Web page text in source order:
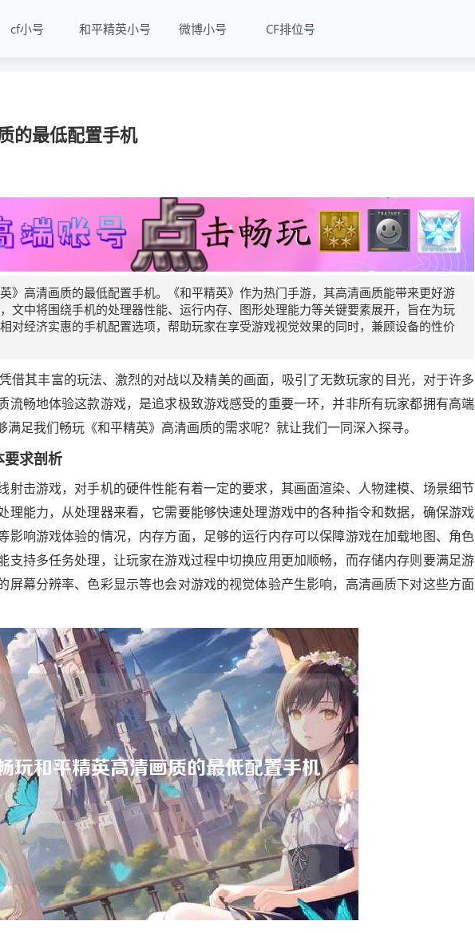
cf小号 和平精英小号 微博小号 CF排位号
的最低配置手机
》高清画质的最低配置手机。《和平精英》作为热门手游，其高清画质能带来更好游
文中将围绕手机的处理器性能、运行内存、图形处理能力等关键要素展开，旨在为玩
对经济实惠的手机配置选项，帮助玩家在享受游戏视觉效果的同时，兼顾设备的性价
借其丰富的玩法、激烈的对战以及精美的画面，吸引了无数玩家的目光，对于许多
流畅地体验这款游戏，是追求极致游戏感受的重要一环，并非所有玩家都拥有高端
足我们畅玩《和平精英》高清画质的需求呢？就让我们一同深入探寻。
要求剖析
射击游戏，对手机的硬件性能有着一定的要求，其画面渲染、人物建模、场景细节
理能力，从处理器来看，它需要能够快速处理游戏中的各种指令和数据，确保游戏
影响游戏体验的情况，内存方面，足够的运行内存可以保障游戏在加载地图、角色
支持多任务处理，让玩家在游戏过程中切换应用更加顺畅，而存储内存则要满足游
屏幕分辨率、色彩显示等也会对游戏的视觉体验产生影响，高清画质下对这些方面